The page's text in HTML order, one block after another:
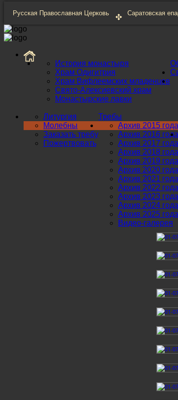
Русская Православная Церковь Саратовская
История монастыря
Храм Одигитрия
Храм Вифлеемских младенцев
Свято-Алексиевский храм
Монастырские лавки
Требы
Литургия
Молебны
Заказать требу
Пожертвовать
Архив 2015 года
Архив 2016 года
Архив 2017 года
Архив 2018 года
Архив 2019 года
Архив 2020 года
Архив 2021 года
Архив 2022 года
Архив 2023 года
Архив 2024 года
Архив 2025 года
Видео-галерея